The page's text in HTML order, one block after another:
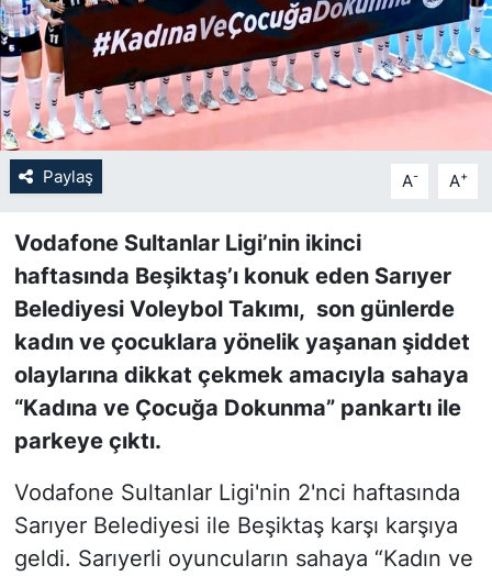
Paylaş A- A+
Vodafone Sultanlar Ligi’nin ikinci
haftasında Beşiktaş’ı konuk eden Sarıyer
Belediyesi Voleybol Takımı, son günlerde
kadın ve çocuklara yönelik yaşanan şiddet
olaylarına dikkat çekmek amacıyla sahaya
“Kadına ve Çocuğa Dokunma” pankartı ile
parkeye çıktı.
Vodafone Sultanlar Ligi'nin 2'nci haftasında
Sarıyer Belediyesi ile Beşiktaş karşı karşıya
geldi. Sarıyerli oyuncuların sahaya “Kadın ve
SAĞLIK
SARIYER HABERLERİ
SARIYER İMAR BARIŞI
SİYASET
SON DAKİKA HABERİ
SPOR
TEKNOLOJİ
TÜRKİYE VE DÜNYA GÜNDEMİ
VİDEO GALERİ